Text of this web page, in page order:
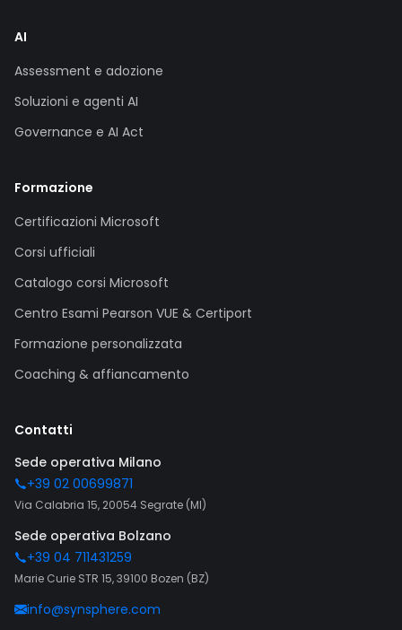
AI
Assessment e adozione
Soluzioni e agenti AI
Governance e AI Act
Formazione
Certificazioni Microsoft
Corsi ufficiali
Catalogo corsi Microsoft
Centro Esami Pearson VUE & Certiport
Formazione personalizzata
Coaching & affiancamento
Contatti
Sede operativa Milano
+39 02 00699871
Via Calabria 15, 20054 Segrate (MI)
Sede operativa Bolzano
+39 04 711431259
Marie Curie STR 15, 39100 Bozen (BZ)
info@synsphere.com